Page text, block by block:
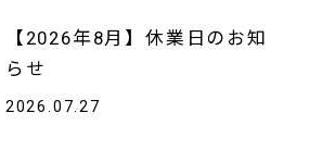
【2026年8月】休業日のお知
らせ
2026.07.27